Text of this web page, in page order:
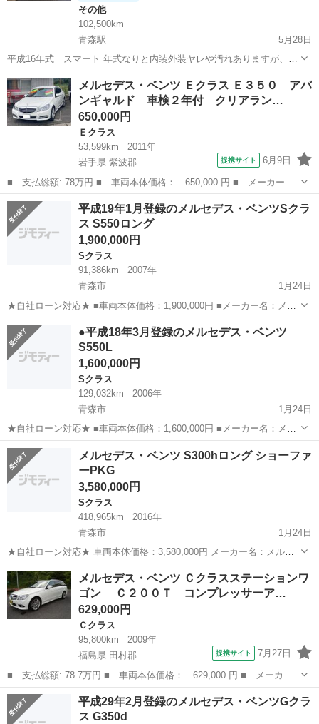
その他
102,500km
青森駅
5月28日
平成16年式 スマート 年式なりと内装外装ヤレや汚れありますが、ま
だまだ乗れると思います！ とても小さいので小回り効きますし、駐車
も場所を取りません(^.^) 駆動はリアエンジン、リア駆動なので冬道は
厳しいかも知れませ...
青森 青森市 外車
メルセデス・ベンツ Ｅクラス Ｅ３５０ アバ
ンギャルド 車検２年付 クリアラン…
650,000円
Ｅクラス
53,599km
2011年
岩手県 紫波郡
提携サイト 6月9日
■ 支払総額: 78万円 ■ 車両本体価格： 650,000 円 ■ メーカー
名： メルセデス・ベンツ ■ 車種名： Ｅクラス ■ グレード
名： Ｅ３５０ アバンギャルド 車検２年付 クリアランスソナ
ー オートクルーズコン...
岩手 紫波郡 Ｅクラス
平成19年1月登録のメルセデス・ベンツSクラ
ス S550ロング
1,900,000円
Sクラス
91,386km
2007年
青森市
1月24日
★自社ローン対応★ ■車両本体価格：1,900,000円 ■メーカー名：メル
セデス・ベンツ ■車種名：Sクラス S550ロング ■排気量：5,500cc ■年
式：H19年 ■走行距離：91,386km ■...
青森 Sクラス ロング
●平成18年3月登録のメルセデス・ベンツ
S550L
1,600,000円
Sクラス
129,032km
2006年
青森市
1月24日
★自社ローン対応★ ■車両本体価格：1,600,000円 ■メーカー名：メル
セデス・ベンツ ■車種名：S550L ■排気量：5,500cc ■年式：H18年 ■
走行距離：129,032km ■色名：パール...
青森 Sクラス
メルセデス・ベンツ S300hロング ショーファ
ーPKG
3,580,000円
Sクラス
418,965km
2016年
青森市
1月24日
★自社ローン対応★ 車両本体価格：3,580,000円 メーカー名：メルセ
デス・ベンツ 車種名：S300hロング ショーファーPKG 排気量：
2,200cc 年式：H28年 走行距離：41...
青森 青森市 Sクラス ロング
メルセデス・ベンツ Ｃクラスステーションワ
ゴン Ｃ２００Ｔ コンプレッサーア…
629,000円
Ｃクラス
95,800km
2009年
福島県 田村郡
提携サイト 7月27日
■ 支払総額: 78.7万円 ■ 車両本体価格： 629,000 円 ■ メーカー
名： メルセデス・ベンツ ■ 車種名： Ｃクラスステーションワゴ
ン ■ グレード名： Ｃ２００Ｔ コンプレッサーアバンギャル
ド スポーツパ...
福島 田村郡 Ｃクラス
平成29年2月登録のメルセデス・ベンツGクラ
ス G350d